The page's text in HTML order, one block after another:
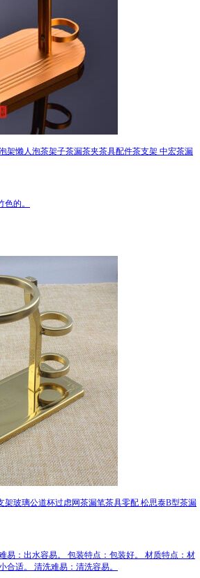
架懒人泡茶架子茶漏茶夹茶具配件茶支架 中宏茶漏
的。
架玻璃公道杯过虑网茶漏笔茶具零配 松思泰B型茶漏
易：出水容易。 包装特点：包装好。 材质特点：材
合适。 清洗难易：清洗容易。